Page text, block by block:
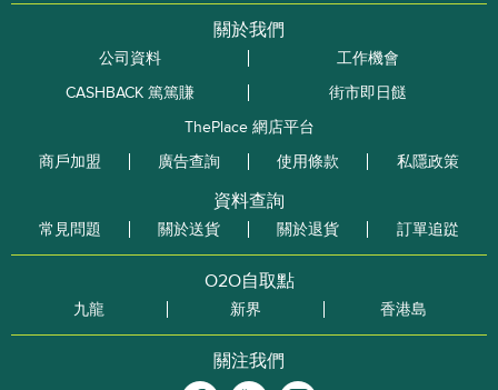
關於我們
公司資料
工作機會
CASHBACK 篤篤賺
街市即日餸
ThePlace 網店平台
商戶加盟
廣告查詢 使用條款 私隱政策
資料查詢
常見問題 關於送貨 關於退貨 訂單追踨
O2O自取點
九龍 新界 香港島
關注我們